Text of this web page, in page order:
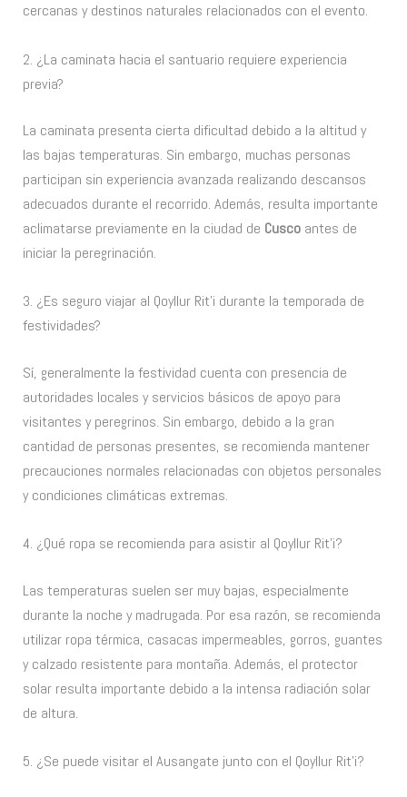
cercanas y destinos naturales relacionados con el evento.
2. ¿La caminata hacia el santuario requiere experiencia
previa?
La caminata presenta cierta dificultad debido a la altitud y
las bajas temperaturas. Sin embargo, muchas personas
participan sin experiencia avanzada realizando descansos
adecuados durante el recorrido. Además, resulta importante
aclimatarse previamente en la ciudad de Cusco antes de
iniciar la peregrinación.
3. ¿Es seguro viajar al Qoyllur Rit’i durante la temporada de
festividades?
Sí, generalmente la festividad cuenta con presencia de
autoridades locales y servicios básicos de apoyo para
visitantes y peregrinos. Sin embargo, debido a la gran
cantidad de personas presentes, se recomienda mantener
precauciones normales relacionadas con objetos personales
y condiciones climáticas extremas.
4. ¿Qué ropa se recomienda para asistir al Qoyllur Rit’i?
Las temperaturas suelen ser muy bajas, especialmente
durante la noche y madrugada. Por esa razón, se recomienda
utilizar ropa térmica, casacas impermeables, gorros, guantes
y calzado resistente para montaña. Además, el protector
solar resulta importante debido a la intensa radiación solar
de altura.
5. ¿Se puede visitar el Ausangate junto con el Qoyllur Rit’i?